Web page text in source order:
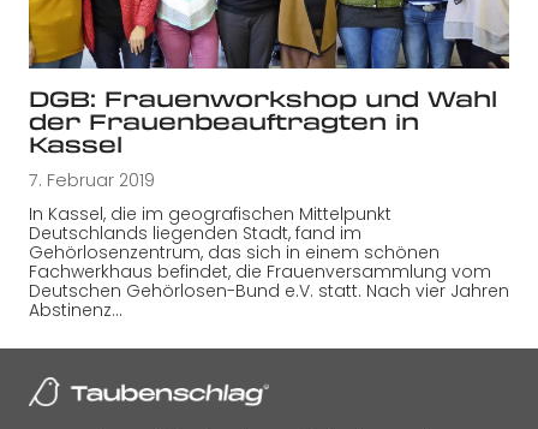
DGB: Frauenworkshop und Wahl
der Frauenbeauftragten in
Kassel
7. Februar 2019
In Kassel, die im geografischen Mittelpunkt
Deutschlands liegenden Stadt, fand im
Gehörlosenzentrum, das sich in einem schönen
Fachwerkhaus befindet, die Frauenversammlung vom
Deutschen Gehörlosen-Bund e.V. statt. Nach vier Jahren
Abstinenz…